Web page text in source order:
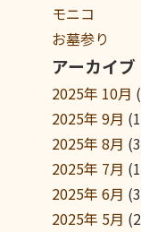
モニコ
お墓参り
アーカイブ
2025年 10月
2025年 9月
2025年 8月
2025年 7月
2025年 6月
2025年 5月